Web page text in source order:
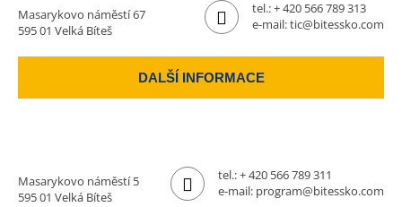
Masarykovo náměstí 67
595 01 Velká Bíteš
tel.:+ 420 566 789 313
e-mail:tic@bitessko.com
DALŠÍ INFORMACE
Masarykovo náměstí 5
595 01 Velká Bíteš
tel.:+ 420 566 789 311
e-mail: program@bitessko.com